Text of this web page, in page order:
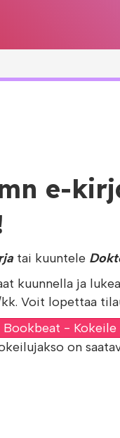
e-
tai kuuntele
kuunnella ja
Voit lopettaa
Bookbeat - Kokeile
on